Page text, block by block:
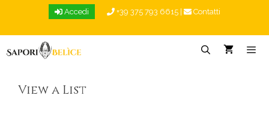
Accedi +39 375 793 6615 Contatti
View a List